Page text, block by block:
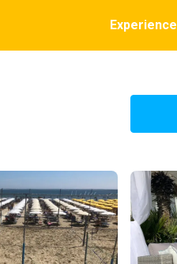
Experience